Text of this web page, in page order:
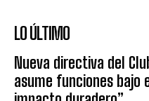
LO ÚLTIMO
Nueva directiva del
asume funciones bajo